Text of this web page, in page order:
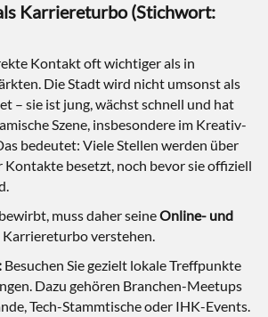
Karriereturbo (Stichwort:
Kontakt oft wichtiger als in
Die Stadt wird nicht umsonst als
– sie ist jung, wächst schnell und hat
Szene, insbesondere im Kreativ-
bedeutet: Viele Stellen werden über
Kontakte besetzt, noch bevor sie offiziell
muss daher seineOnline- und
verstehen.
Besuchen Sie gezielt lokale Treffpunkte
Dazu gehören Branchen-Meetups
Tech-Stammtische oder IHK-Events.